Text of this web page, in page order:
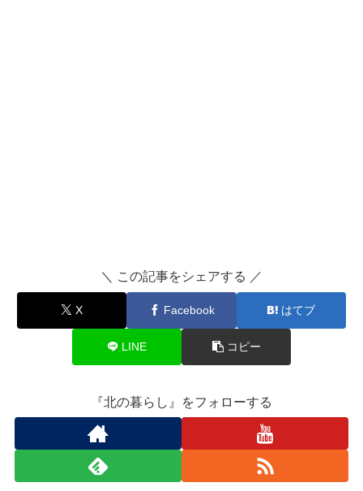
＼ この記事をシェアする ／
X Facebook はてブ
LINE コピー
『北の暮らし』をフォローする